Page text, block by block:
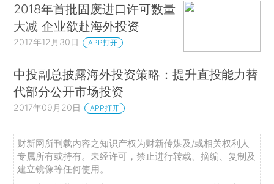
2018年首批固废进口许可数量
大减 企业欲赴海外投资
2017年12月30日 APP打开
中投副总披露海外投资策略：提升直投能力替
代部分公开市场投资
2017年09月20日 APP打开
财新网所刊载内容之知识产权为财新传媒及/或相关权利人
专属所有或持有。未经许可，禁止进行转载、摘编、复制及
建立镜像等任何使用。